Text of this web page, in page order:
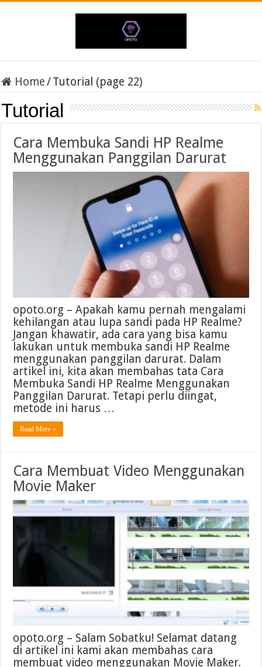
Home/Tutorial (page 22)
Tutorial
Cara Membuka Sandi HP Realme
Menggunakan Panggilan Darurat
opoto.org – Apakah kamu pernah mengalami
kehilangan atau lupa sandi pada HP Realme?
Jangan khawatir, ada cara yang bisa kamu
lakukan untuk membuka sandi HP Realme
menggunakan panggilan darurat. Dalam
artikel ini, kita akan membahas tata Cara
Membuka Sandi HP Realme Menggunakan
Panggilan Darurat. Tetapi perlu diingat,
metode ini harus …
Read More »
Cara Membuat Video Menggunakan
Movie Maker
opoto.org – Salam Sobatku! Selamat datang
di artikel ini kami akan membahas cara
membuat video menggunakan Movie Maker.